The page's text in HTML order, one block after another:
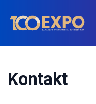
Kontakt